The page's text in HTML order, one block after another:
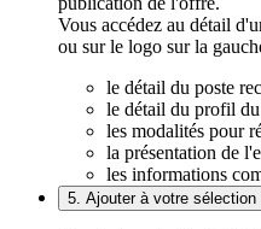
Vous accédez au détail
ou sur le logo sur la
le détail du poste
le détail du profil
les modalités pour
la présentation de
les informations
5. Ajouter à votre